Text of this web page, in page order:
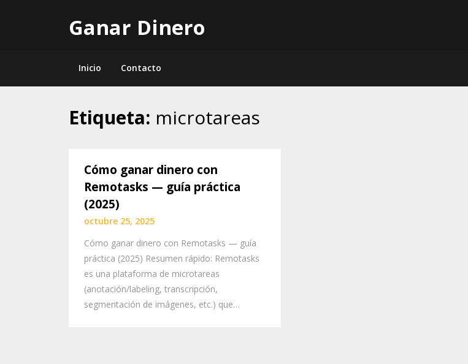
Ganar Dinero
Inicio Contacto
Etiqueta: microtareas
Cómo ganar dinero con
Remotasks — guía práctica
(2025)
octubre 25, 2025
Cómo ganar dinero con Remotasks — guía
práctica (2025) Resumen rápido: Remotasks
es una plataforma de microtareas
(anotación/labeling, transcripción,
segmentación de imágenes, etc.) que…